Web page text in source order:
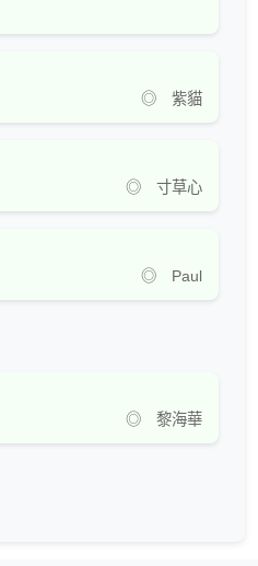
◎ 紫貓
◎ 寸草心
◎ Paul
◎ 黎海華